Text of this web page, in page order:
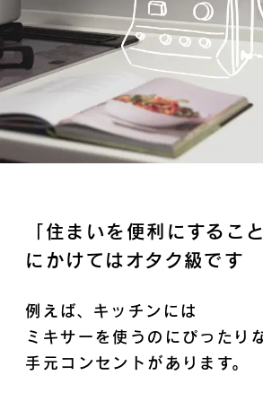
「住まいを便利にすること
にかけてはオタク級です
例えば、キッチンには
ミキサーを使うのにぴったり
手元コンセントがあります。